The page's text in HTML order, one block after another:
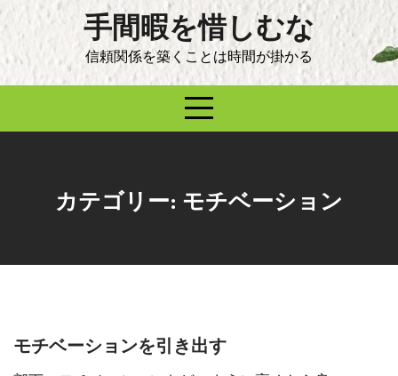
Skip
to
content
手間暇を惜しむな
信頼関係を築くことは時間が掛かる
カテゴリー: モチベーション
モチベーションを引き出す